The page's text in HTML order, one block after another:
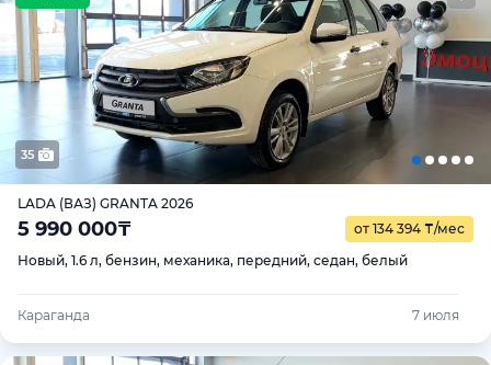
35
LADA (ВАЗ) GRANTA 2026
5 990 000₸ от 134 394 ₸/мес
Новый, 1.6 л, бензин, механика, передний, седан, белый
Караганда 7 июля